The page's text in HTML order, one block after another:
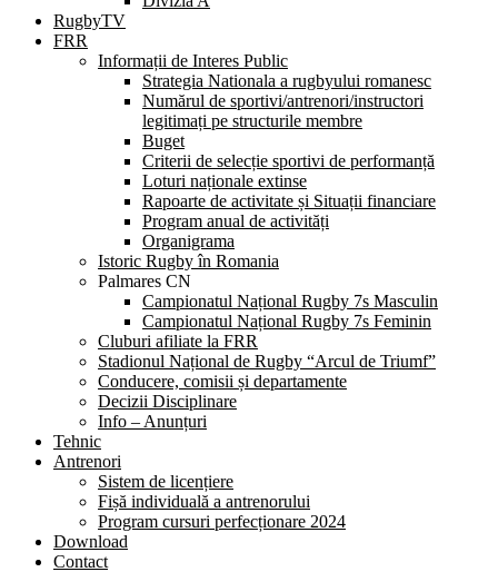
RugbyTV
FRR
Informații de Interes Public
Strategia Nationala a rugbyului romanesc
Numărul de sportivi/antrenori/instructori
legitimați pe structurile membre
Buget
Criterii de selecție sportivi de performanță
Loturi naționale extinse
Rapoarte de activitate și Situații financiare
Program anual de activități
Organigrama
Istoric Rugby în Romania
Palmares CN
Campionatul Național Rugby 7s Masculin
Campionatul Național Rugby 7s Feminin
Cluburi afiliate la FRR
Stadionul Național de Rugby “Arcul de Triumf”
Conducere, comisii și departamente
Decizii Disciplinare
Info – Anunțuri
Tehnic
Antrenori
Sistem de licențiere
Fișă individuală a antrenorului
Program cursuri perfecționare 2024
Download
Contact